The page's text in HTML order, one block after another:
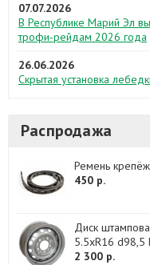
07.07.2026
В Республике Марий Эл
трофи-рейдам 2026 года
26.06.2026
Скрытая установка
Распродажа
Ремень
450 р.
Диск
5.5xR16 d98,5
2 300 р.